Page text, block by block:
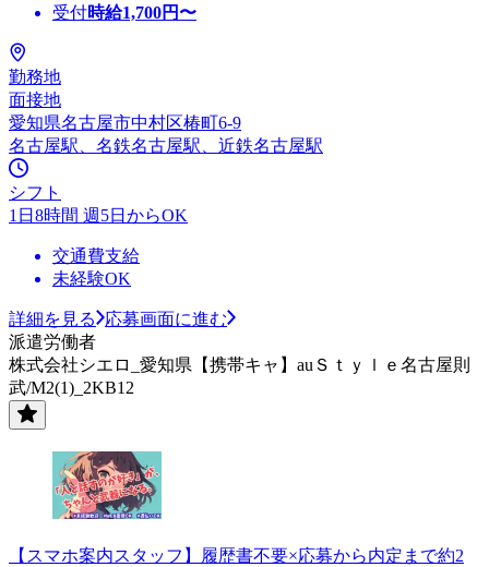
受付時給1,700円〜
勤務地
面接地
愛知県名古屋市中村区椿町6-9
名古屋駅、名鉄名古屋駅、近鉄名古屋駅
シフト
1日8時間 週5日からOK
交通費支給
未経験OK
詳細を見る
応募画面に進む
派遣労働者
株式会社シエロ_愛知県【携帯キャ】auＳｔｙｌｅ名古屋則
武/M2(1)_2KB12
【スマホ案内スタッフ】履歴書不要×応募から内定まで約2